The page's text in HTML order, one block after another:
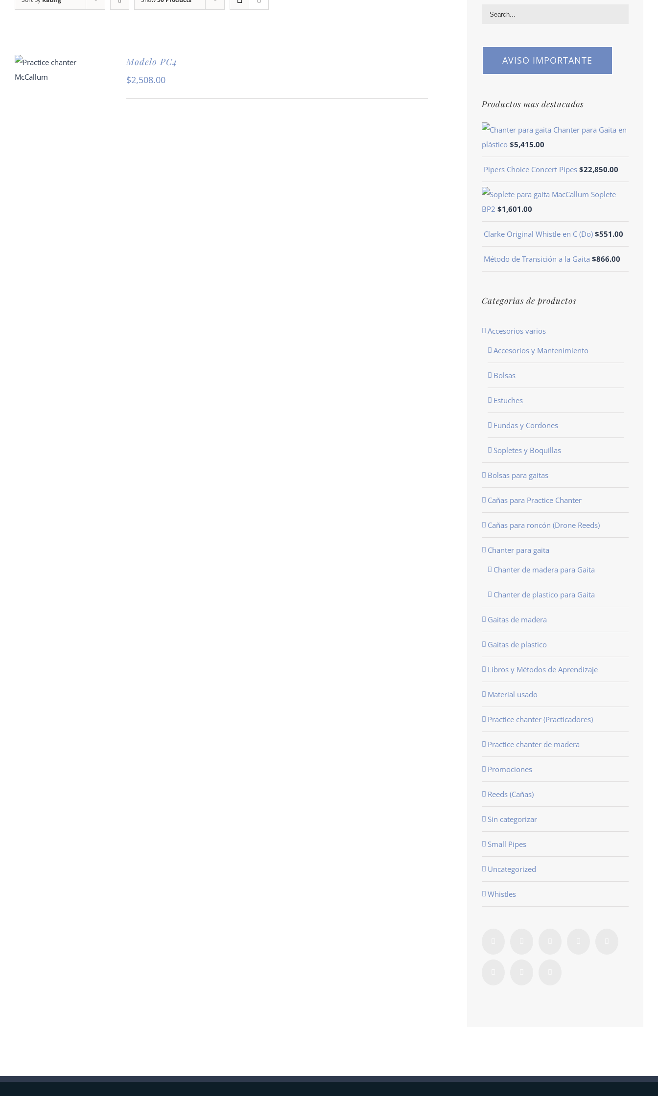
Modelo PC4
$2,508.00
AVISO IMPORTANTE
Productos mas destacados
Chanter para Gaita en
plástico $5,415.00
Pipers Choice Concert Pipes $22,850.00
Soplete
BP2 $1,601.00
Clarke Original Whistle en C (Do) $551.00
Método de Transición a la Gaita $866.00
Categorias de productos
Accesorios varios
Accesorios y Mantenimiento
Bolsas
Estuches
Fundas y Cordones
Sopletes y Boquillas
Bolsas para gaitas
Cañas para Practice Chanter
Cañas para roncón (Drone Reeds)
Chanter para gaita
Chanter de madera para Gaita
Chanter de plastico para Gaita
Gaitas de madera
Gaitas de plastico
Libros y Métodos de Aprendizaje
Material usado
Practice chanter (Practicadores)
Practice chanter de madera
Promociones
Reeds (Cañas)
Sin categorizar
Small Pipes
Uncategorized
Whistles